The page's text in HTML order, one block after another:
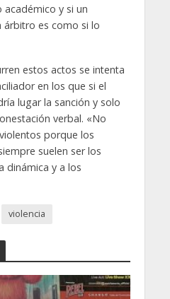
y si un
árbitro es como si lo
estos actos se intenta
en los que si el
lugar la sanción y solo
verbal. «No
porque los
suelen ser los
dinámica y a los
violencia